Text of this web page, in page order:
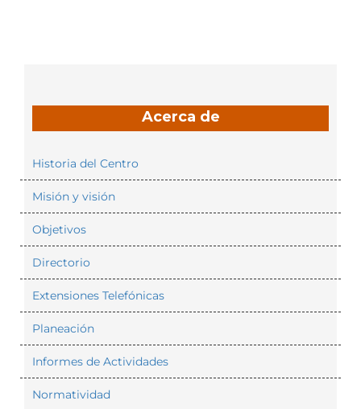
Acerca de
Historia del Centro
Misión y visión
Objetivos
Directorio
Extensiones Telefónicas
Planeación
Informes de Actividades
Normatividad